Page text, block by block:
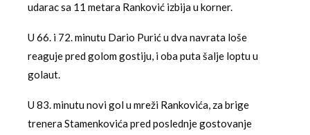
udarac sa 11 metara Ranković izbija u korner.
U 66. i 72. minutu Dario Purić u dva navrata loše
reaguje pred golom gostiju, i oba puta šalje loptu u
golaut.
U 83. minutu novi gol u mreži Rankovića, za brige
trenera Stamenkovića pred poslednje gostovanje